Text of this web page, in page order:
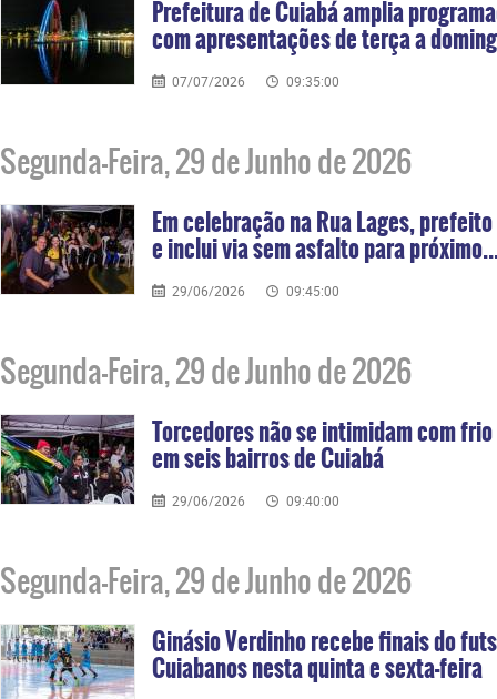
Prefeitura de Cuiabá amplia
com apresentações de terça a
07/07/2026 09:35:00
Segunda-Feira, 29 de Junho de 2026
Em celebração na Rua Lages,
e inclui via sem asfalto para
29/06/2026 09:45:00
Segunda-Feira, 29 de Junho de 2026
Torcedores não se intimidam com
em seis bairros de Cuiabá
29/06/2026 09:40:00
Segunda-Feira, 29 de Junho de 2026
Ginásio Verdinho recebe finais do
Cuiabanos nesta quinta e sexta-feira